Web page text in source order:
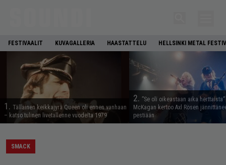
FESTIVAALIT KUVAGALLERIA HAASTATTELU HELLSINKI METAL
1. Tällainen keikkajyrä Queen oli ennen vanhaan
– katso tulinen livetallenne vuodelta 1979
2. ”Se oli oikeastaan aika
McKagan kertoo Axl Rosen
pestiään
SMACK